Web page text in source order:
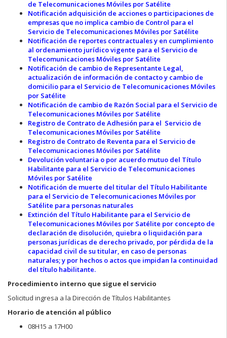
de Telecomunicaciones Móviles por Satélite
Notificación adquisición de acciones o participaciones de
empresas que no implica cambio de Control para el
Servicio de Telecomunicaciones Móviles por Satélite
Notificación de reportes contractuales y en cumplimiento
al ordenamiento jurídico vigente para el Servicio de
Telecomunicaciones Móviles por Satélite
Notificación de cambio de Representante Legal,
actualización de información de contacto y cambio de
domicilio para el Servicio de Telecomunicaciones Móviles
por Satélite
Notificación de cambio de Razón Social para el Servicio de
Telecomunicaciones Móviles por Satélite
Registro de Contrato de Adhesión para el Servicio de
Telecomunicaciones Móviles por Satélite
Registro de Contrato de Reventa para el Servicio de
Telecomunicaciones Móviles por Satélite
Devolución voluntaria o por acuerdo mutuo del Título
Habilitante para el Servicio de Telecomunicaciones
Móviles por Satélite
Notificación de muerte del titular del Título Habilitante
para el Servicio de Telecomunicaciones Móviles por
Satélite para personas naturales
Extinción del Título Habilitante para el Servicio de
Telecomunicaciones Móviles por Satélite por concepto de
declaración de disolución, quiebra o liquidación para
personas jurídicas de derecho privado, por pérdida de la
capacidad civil de su titular, en caso de personas
naturales; y por hechos o actos que impidan la continuidad
del título habilitante.
Procedimiento interno que sigue el servicio
Solicitud ingresa a la Dirección de Títulos Habilitantes
Horario de atención al público
08H15 a 17H00